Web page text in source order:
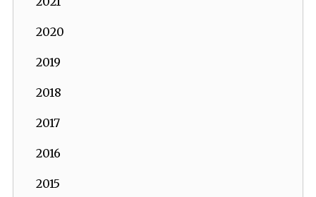
2020
2019
2018
2017
2016
2015